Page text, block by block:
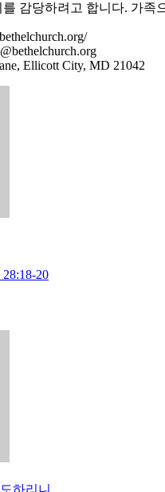
감당하려고 합니다. 가족
Ellicott City, MD 21042
20